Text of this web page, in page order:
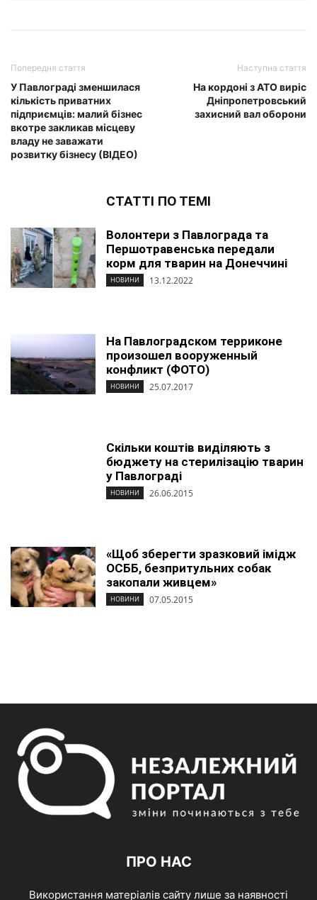
Попередня стаття
У Павлограді зменшилася
кількість приватних
підприємців: малий бізнес
вкотре закликав місцеву
владу не заважати
розвитку бізнесу (ВІДЕО)
Наступна стаття
На кордоні з АТО виріс
Дніпропетровський
захисний вал оборони
СТАТТІ ПО ТЕМІ
Волонтери з Павлограда та
Першотравенська передали
корм для тварин на Донеччині
НОВИНИ 13.12.2022
На Павлоградском терриконе
произошел вооруженный
конфликт (ФОТО)
НОВИНИ 25.07.2017
Скільки коштів виділяють з
бюджету на стерилізацію тварин
у Павлограді
НОВИНИ 26.06.2015
«Щоб зберегти зразковий імідж
ОСББ, безпритульних собак
закопали живцем»
НОВИНИ 07.05.2015
ПРО НАС
Використання матеріалів сайту лише за наявності